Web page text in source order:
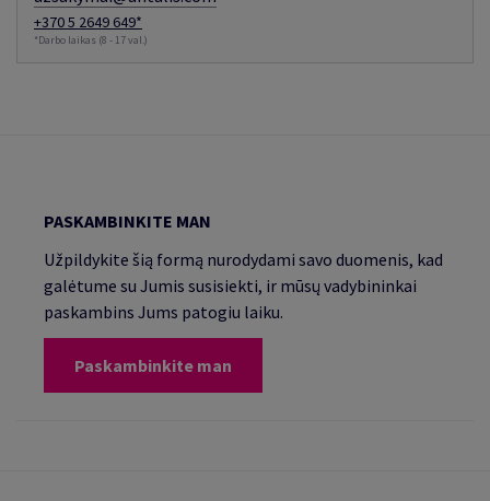
+370 5 2649 649*
*Darbo laikas (8 - 17 val.)
PASKAMBINKITE MAN
Užpildykite šią formą nurodydami savo duomenis, kad
galėtume su Jumis susisiekti, ir mūsų vadybininkai
paskambins Jums patogiu laiku.
Paskambinkite man